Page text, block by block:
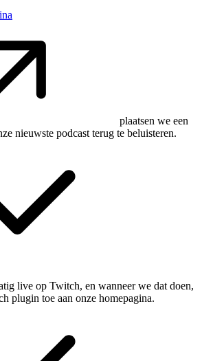
plaatsen we een
nieuwste podcast terug te beluisteren.
live op Twitch, en wanneer we dat doen,
plugin toe aan onze homepagina.